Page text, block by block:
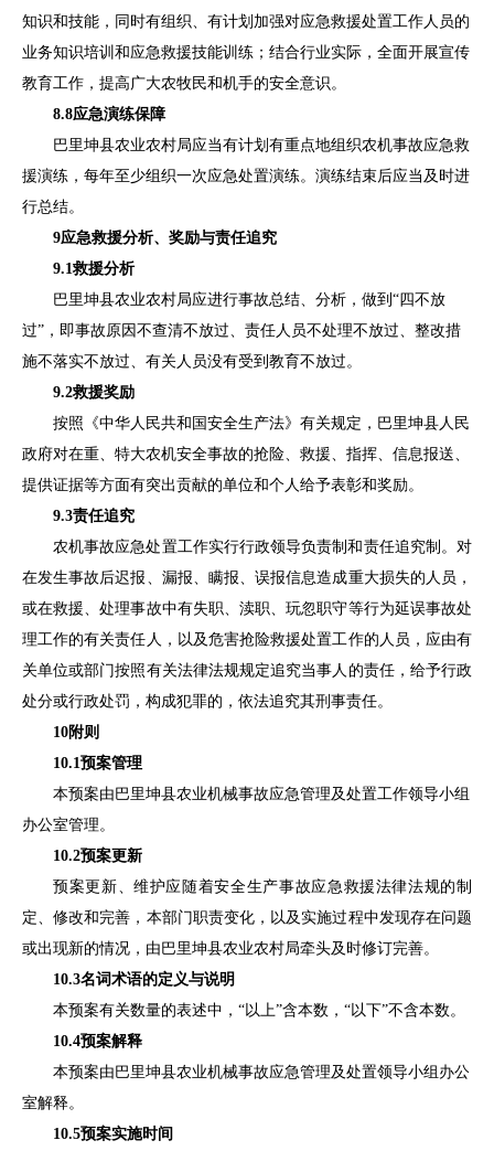
知识和技能，同时有组织、有计划加强对应急救援处置工作人员的
业务知识培训和应急救援技能训练；结合行业实际，全面开展宣传
教育工作，提高广大农牧民和机手的安全意识。
8.8应急演练保障
巴里坤县农业农村局应当有计划有重点地组织农机事故应急救
援演练，每年至少组织一次应急处置演练。演练结束后应当及时进
行总结。
9应急救援分析、奖励与责任追究
9.1救援分析
巴里坤县农业农村局应进行事故总结、分析，做到 “四不放
过”，即事故原因不查清不放过、责任人员不处理不放过、整改措
施不落实不放过、有关人员没有受到教育不放过。
9.2救援奖励
按照《中华人民共和国安全生产法》有关规定， 巴里坤县人民
政府对在重、特大农机安全事故的抢险、救援、指挥、信息报送、
提供证据等方面有突出贡献的单位和个人给予表彰和奖励。
9.3责任追究
农机事故应急处置工作实行行政领导负责制和责任追究制。对
在发生事故后迟报、漏报、瞒报、误报信息造成重大损失的人员，
或在救援、处理事故中有失职、渎职、玩忽职守等行为延误事故处
理工作的有关责任人，以及危害抢险救援处置工作的人员，应由有
关单位或部门按照有关法律法规规定追究当事人的责任，给予行政
处分或行政处罚，构成犯罪的，依法追究其刑事责任。
10附则
10.1预案管理
本预案由 巴里坤县农业机械事故应急管理及处置工作领导小组
办公室管理。
10.2预案更新
预案更新、维护应随着安全生产事故应急救援法律法规的制
定、修改和完善，本部门职责变化，以及实施过程中发现存在问题
或出现新的情况，由 巴里坤县农业农村局牵头及时修订完善。
10.3名词术语的定义与说明
本预案有关数量的表述中， “以上”含本数，“以下”不含本数。
10.4预案解释
本预案由 巴里坤县农业机械事故应急管理及处置领导小组 办公
室解释。
10.5预案实施时间